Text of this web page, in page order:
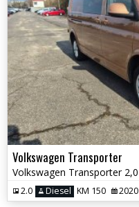
Volkswagen Transporter
2.0 Diesel KM 150 2020